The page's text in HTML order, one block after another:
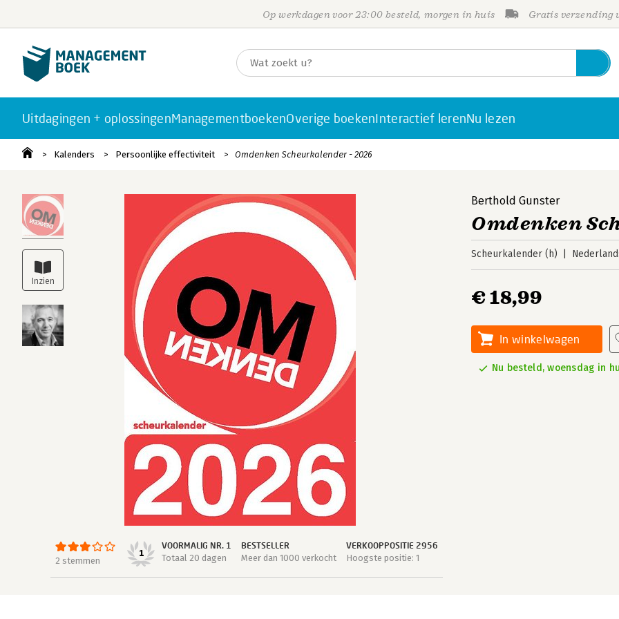
Op werkdagen voor 23:00 besteld, morgen in huis Gratis verzending
Uitdagingen + oplossingenManagementboekenOverige boekenInteractief lerenNu lezen
Kalenders Persoonlijke effectiviteit Omdenken Scheurkalender - 2026
2 stemmen
1
VOORMALIG NR. 1
Totaal 20 dagen
BESTSELLER
Meer dan 1000 verkocht
VERKOOPPOSITIE 2956
Hoogste positie: 1
Berthold Gunster
Omdenken
Scheurkalender (h)
€ 18,99
In winkelwagen
Nu besteld, woensdag in